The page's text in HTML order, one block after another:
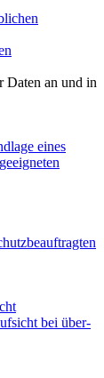
Daten an und in
eines
bei über-